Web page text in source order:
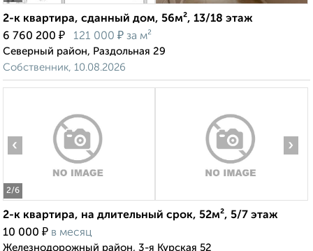
2-к квартира, сданный дом, 56м², 13/18 этаж
6 760 200 ₽ 121 000 ₽ за м²
Северный район, Раздольная 29
Собственник, 10.08.2026
2/6
‹ ›
2-к квартира, на длительный срок, 52м², 5/7 этаж
10 000 ₽ в месяц
Железнодорожный район, 3-я Курская 52